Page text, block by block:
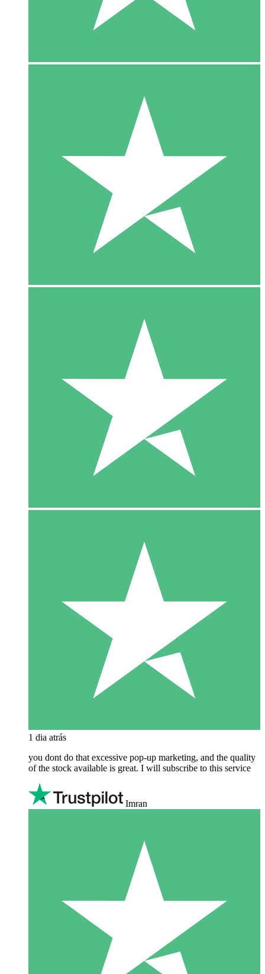
1 dia atrás
you dont do that excessive pop-up marketing, and the quality
of the stock available is great. I will subscribe to this service
Imran